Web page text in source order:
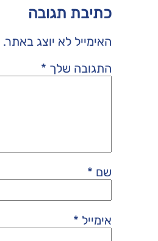
כתיבת תגובה
האימייל לא יוצג באתר.
התגובה שלך *
שם *
אימייל *